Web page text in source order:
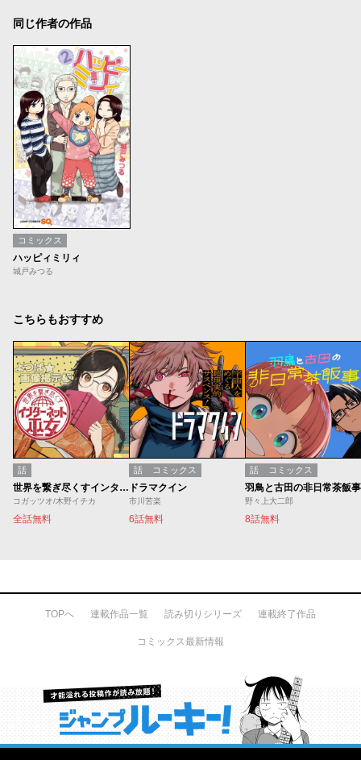
同じ作者の作品
コミックス
ハッピィミリィ
城戸みつる
こちらもおすすめ
話
世界を繋ぎ尽くすインターネット巫女
コガッツオ/木野イチカ
全話無料
話 コミックス
ドラマクイン
市川苦楽
6話無料
話 コミックス
羽鳥と古田の非日常茶飯事
野々上大二郎
8話無料
TOPへ 連載作品一覧 読み切りシリーズ 連載終了作品
コミックス最新情報
才能溢れる投稿作が読み放題！ ジャンプルーキー！